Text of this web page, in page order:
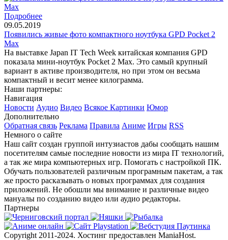
Подробнее
09.05.2019
Появились живые фото компактного ноутбука GPD Pocket 2
Max
На выставке Japan IT Tech Week китайская компания GPD
показала мини-ноутбук Pocket 2 Max. Это самый крупный
вариант в активе производителя, но при этом он весьма
компактный и весит менее килограмма.
Наши партнеры:
Навигация
Новости Аудио Видео Всякое Картинки Юмор
Дополнительно
Обратная связь Реклама Правила Аниме Игры RSS
Немного о сайте
Наш сайт создан группой интузиастов дабы сообщать нашим
посетителям самые последние новости из мира IT технологий,
а так же мира компьютерных игр. Помогать с настройкой ПК.
Обучать пользователей различным програмным пакетам, а так
же просто расказывать о новых программах для создания
приложений. Не обошли мы внимание и различные видео
мануалы по созданию видео или аудио редакторы.
Партнеры
Copyright 2011-2024. Хостинг предоставлен ManiaHost.